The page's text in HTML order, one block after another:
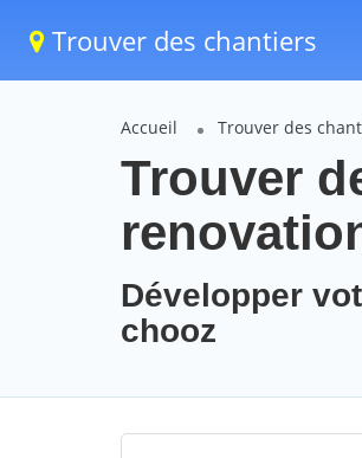
Trouver des chantiers
Accueil Trouver des
Trouver
Développer
chooz